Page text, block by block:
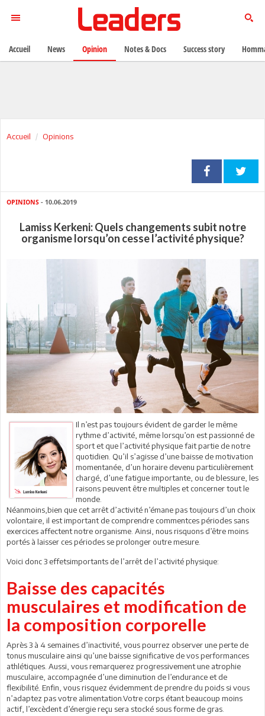
Accueil Opinions
OPINIONS - 10.06.2019
Lamiss Kerkeni: Quels changements subit notre
organisme lorsqu’on cesse l’activité physique?
Il n’est pas toujours évident de garder le même
rythme d’activité, même lorsqu’on est passionné de
sport et que l’activité physique fait partie de notre
quotidien. Qu’il s’agisse d’une baisse de motivation
momentanée, d’un horaire devenu particulièrement
chargé, d’une fatigue importante, ou de blessure, les
raisons peuvent être multiples et concerner tout le
monde.
Néanmoins,bien que cet arrêt d’activité n’émane pas toujours d’un choix
volontaire, il est important de comprendre commentces périodes sans
exercices affectent notre organisme. Ainsi, nous risquons d’être moins
portés à laisser ces périodes se prolonger outre mesure.
Voici donc 3 effetsimportants de l’arrêt de l’activité physique:
Baisse des capacités
musculaires et modification de
la composition corporelle
Après 3 à 4 semaines d’inactivité, vous pourrez observer une perte de
tonus musculaire ainsi qu’une baisse significative de vos performances
athlétiques. Aussi, vous remarquerez progressivement une atrophie
musculaire, accompagnée d’une diminution de l’endurance et de
flexibilité. Enfin, vous risquez évidemment de prendre du poids si vous
n’adaptez pas votre alimentation.Votre corps étant beaucoup moins
actif, l’excèdent d’énergie reçu sera stocké sous forme de gras.
Accueil News Opinion Notes & Docs Success story